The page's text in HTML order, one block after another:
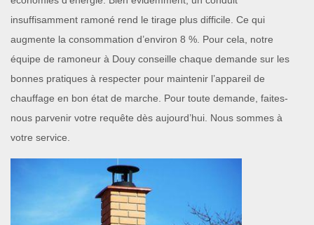
insuffisamment ramoné rend le tirage plus difficile. Ce qui
augmente la consommation d’environ 8 %. Pour cela, notre
équipe de ramoneur à Douy conseille chaque demande sur les
bonnes pratiques à respecter pour maintenir l’appareil de
chauffage en bon état de marche. Pour toute demande, faites-
nous parvenir votre requête dès aujourd’hui. Nous sommes à
votre service.